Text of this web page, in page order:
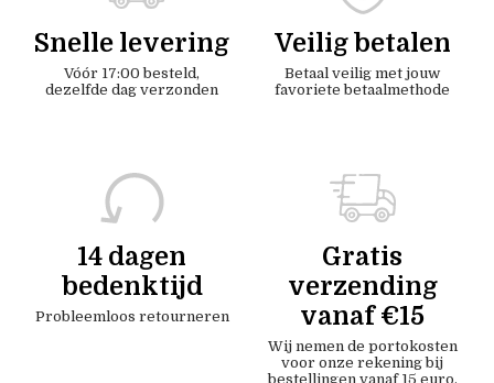
Snelle levering
Vóór 17:00 besteld,
dezelfde dag verzonden
Veilig betalen
Betaal veilig met jouw
favoriete betaalmethode
14 dagen
bedenktijd
Probleemloos retourneren
Gratis
verzending
vanaf €15
Wij nemen de portokosten
voor onze rekening bij
bestellingen vanaf 15 euro.